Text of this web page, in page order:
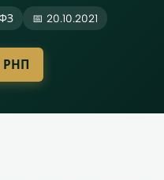
📅 20.10.2021
РНП